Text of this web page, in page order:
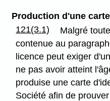
Production d'une
121(3.1)
Malgré
contenue au
licence peut exiger
ne pas avoir atteint
produise une carte
Société afin de